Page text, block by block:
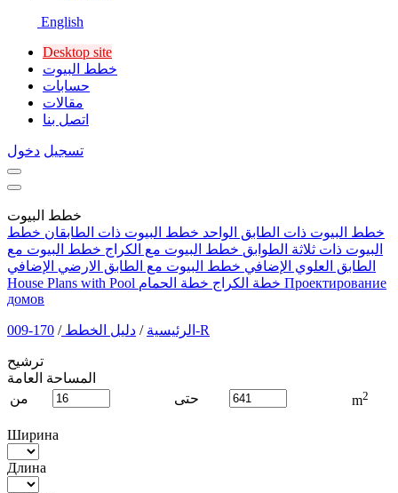
English
Desktop site
خطط البيوت
حسابات
مقالات
اتصل بنا
تسجيل دخول
خطط البيوت
خطط البيوت ذات الطابق الواحد خطط البيوت ذات الطابقان خطط
البيوت ذات ثلاثة الطوابق خطط البيوت مع الكراج خطط البيوت مع
الطابق العلوي الإضافي خطط البيوت مع الطابق الارضي الإضافي
House Plans with Pool
خطة الكراج خطة الحمام
Проектирование
домов
الرئيسية / دليل الخطط / 170-009-R
ترشيح
المساحة العامة
من
حتى m2
Ширина
Длина